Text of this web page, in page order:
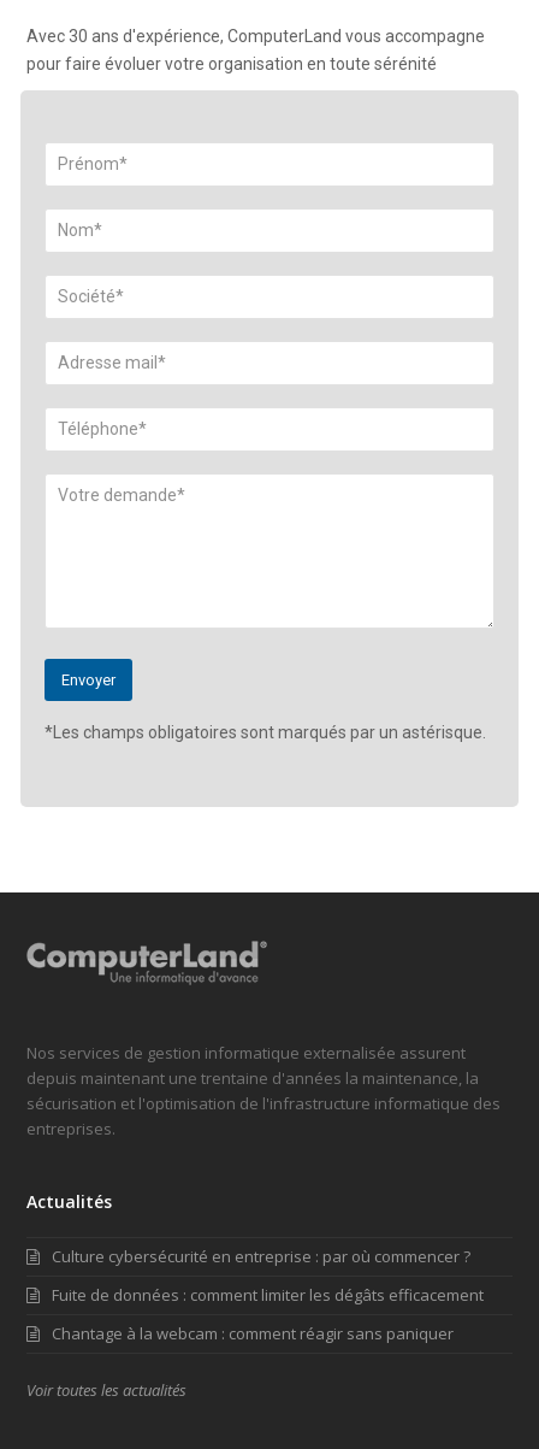
Avec 30 ans d'expérience, ComputerLand vous accompagne
pour faire évoluer votre organisation en toute sérénité
*Les champs obligatoires sont marqués par un astérisque.
Nos services de gestion informatique externalisée assurent
depuis maintenant une trentaine d'années la maintenance, la
sécurisation et l'optimisation de l'infrastructure informatique des
entreprises.
Actualités
Culture cybersécurité en entreprise : par où commencer ?
Fuite de données : comment limiter les dégâts efficacement
Chantage à la webcam : comment réagir sans paniquer
Voir toutes les actualités